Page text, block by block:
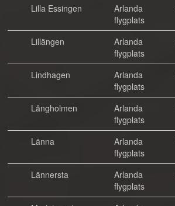
Lilla Essingen
Arlanda
flygplats
Lillängen
Arlanda
flygplats
Lindhagen
Arlanda
flygplats
Långholmen
Arlanda
flygplats
Länna
Arlanda
flygplats
Lännersta
Arlanda
flygplats